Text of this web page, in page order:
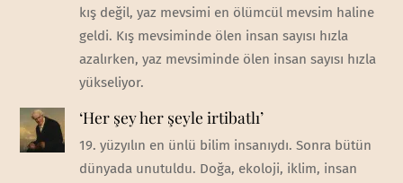
kış değil, yaz mevsimi en ölümcül mevsim haline
geldi. Kış mevsiminde ölen insan sayısı hızla
azalırken, yaz mevsiminde ölen insan sayısı hızla
yükseliyor.
‘Her şey her şeyle irtibatlı’
19. yüzyılın en ünlü bilim insanıydı. Sonra bütün
dünyada unutuldu. Doğa, ekoloji, iklim, insan